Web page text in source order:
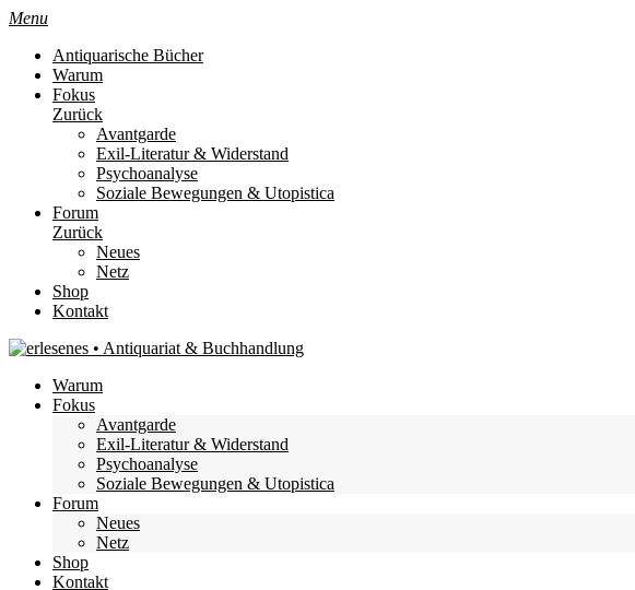
Menu
Antiquarische Bücher
Warum
Fokus
Zurück
Avantgarde
Exil-Literatur & Widerstand
Psychoanalyse
Soziale Bewegungen & Utopistica
Forum
Zurück
Neues
Netz
Shop
Kontakt
Warum
Fokus
Avantgarde
Exil-Literatur & Widerstand
Psychoanalyse
Soziale Bewegungen & Utopistica
Forum
Neues
Netz
Shop
Kontakt